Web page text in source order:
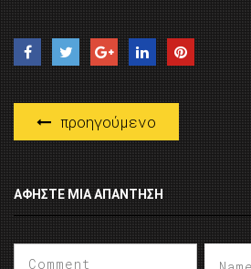
προηγούμενο
ΑΦΉΣΤΕ ΜΙΑ ΑΠΆΝΤΗΣΗ